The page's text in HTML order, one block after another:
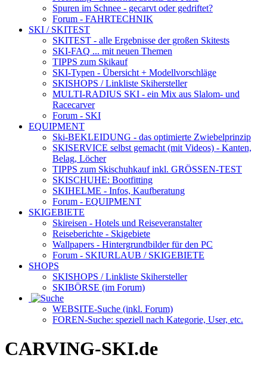
Spuren im Schnee - gecarvt oder gedriftet?
Forum - FAHRTECHNIK
SKI / SKITEST
SKITEST - alle Ergebnisse der großen Skitests
SKI-FAQ ... mit neuen Themen
TIPPS zum Skikauf
SKI-Typen - Übersicht + Modellvorschläge
SKISHOPS / Linkliste Skihersteller
MULTI-RADIUS SKI - ein Mix aus Slalom- und
Racecarver
Forum - SKI
EQUIPMENT
Ski-BEKLEIDUNG - das optimierte Zwiebelprinzip
SKISERVICE selbst gemacht (mit Videos) - Kanten,
Belag, Löcher
TIPPS zum Skischuhkaufinkl. GRÖSSEN-TEST
SKISCHUHE: Bootfitting
SKIHELME - Infos, Kaufberatung
Forum - EQUIPMENT
SKIGEBIETE
Skireisen - Hotels und Reiseveranstalter
Reiseberichte - Skigebiete
Wallpapers - Hintergrundbilder für den PC
Forum - SKIURLAUB / SKIGEBIETE
SHOPS
SKISHOPS / Linkliste Skihersteller
SKIBÖRSE (im Forum)
WEBSITE-Suche (inkl. Forum)
FOREN-Suche: speziell nach Kategorie, User, etc.
CARVING-SKI.de